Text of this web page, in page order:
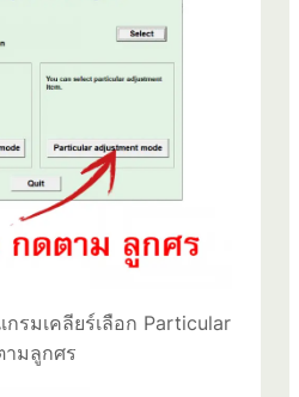
รมเคลียร์เลือก Particular
ามลูกศร